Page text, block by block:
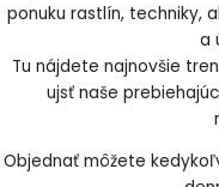
ponuku rastlín, techniky,
a
Tu nájdete najnovšie
ujsť naše
Objednať môžete